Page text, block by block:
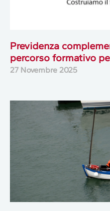
Previdenza
percorso formativo
27 Novembre 2025